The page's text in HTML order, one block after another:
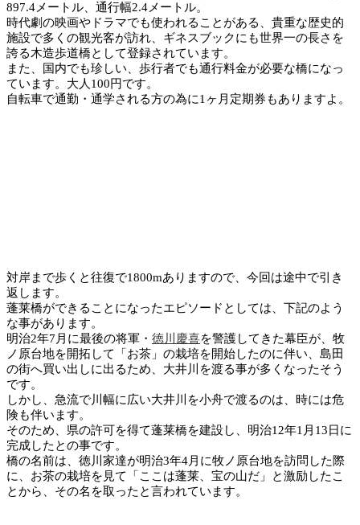
897.4メートル、通行幅2.4メートル。
時代劇の映画やドラマでも使われることがある、貴重な歴史的
施設で多くの観光客が訪れ、ギネスブックにも世界一の長さを
誇る木造歩道橋として登録されています。
また、国内でも珍しい、歩行者でも通行料金が必要な橋になっ
ています。大人100円です。
自転車で通勤・通学される方の為に1ヶ月定期券もありますよ。
対岸まで歩くと往復で1800mありますので、今回は途中で引き
返します。
蓬莱橋ができることになったエピソードとしては、下記のよう
な事があります。
明治2年7月に最後の将軍・ 徳川慶喜を警護してきた幕臣が、牧
ノ原台地を開拓して「お茶」の栽培を開始したのに伴い、島田
の街へ買い出しに出るため、大井川を渡る事が多くなったそう
です。
しかし、急流で川幅に広い大井川を小舟で渡るのは、時には危
険も伴います。
そのため、県の許可を得て蓬莱橋を建設し、明治12年1月13日に
完成したとの事です。
橋の名前は、徳川家達が明治3年4月に牧ノ原台地を訪問した際
に、お茶の栽培を見て「ここは蓬莱、宝の山だ」と激励したこ
とから、その名を取ったと言われています。